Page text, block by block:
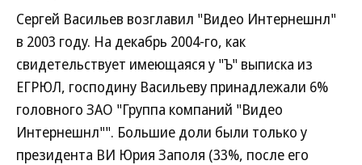
Сергей Васильев возглавил "Видео Интернешнл"
в 2003 году. На декабрь 2004-го, как
свидетельствует имеющаяся у "Ъ" выписка из
ЕГРЮЛ, господину Васильеву принадлежали 6%
головного ЗАО "Группа компаний "Видео
Интернешнл"". Большие доли были только у
президента ВИ Юрия Заполя (33%, после его